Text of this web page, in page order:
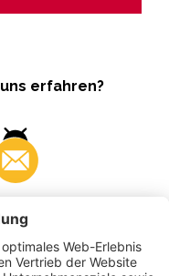
erfahren?